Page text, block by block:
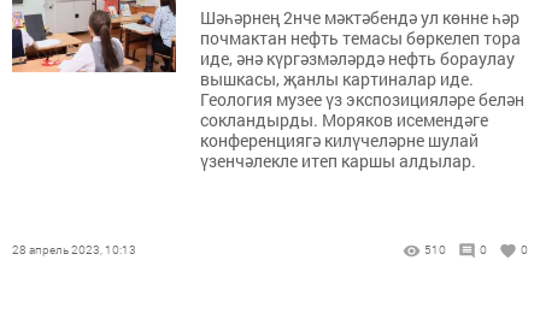
Шәһәрнең 2нче мәктәбендә ул көнне һәр
почмактан нефть темасы бөркелеп тора
иде, әнә күргәзмәләрдә нефть бораулау
вышкасы, җанлы картиналар иде.
Геология музее үз экспозицияләре белән
сокландырды. Моряков исемендәге
конференциягә килүчеләрне шулай
үзенчәлекле итеп каршы алдылар.
28 апрель 2023, 10:13 510 0 0